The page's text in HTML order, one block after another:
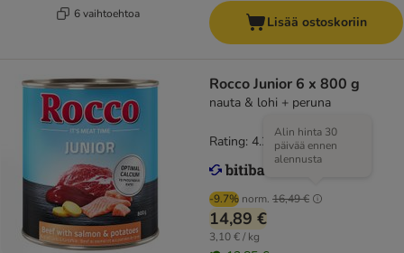
6 vaihtoehtoa
Lisää ostoskoriin
Rocco Junior 6 x 800 g
nauta & lohi + peruna
-9.7% norm. 16,49 €
Alin hinta 30
päivää ennen
alennusta
14,89 €
3,10 € / kg
Rating: 4.2/5